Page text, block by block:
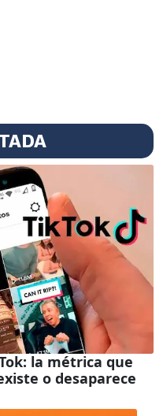
la métrica que
o desaparece